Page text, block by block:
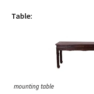
Table:
mounting table